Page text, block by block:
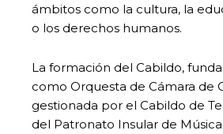
ámbitos como la cultura, la
o los derechos humanos.
La formación del Cabildo,
como Orquesta de Cámara de
gestionada por el Cabildo de
del Patronato Insular de